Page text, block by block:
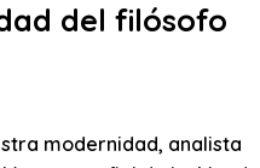
del filósofo
modernidad, analista